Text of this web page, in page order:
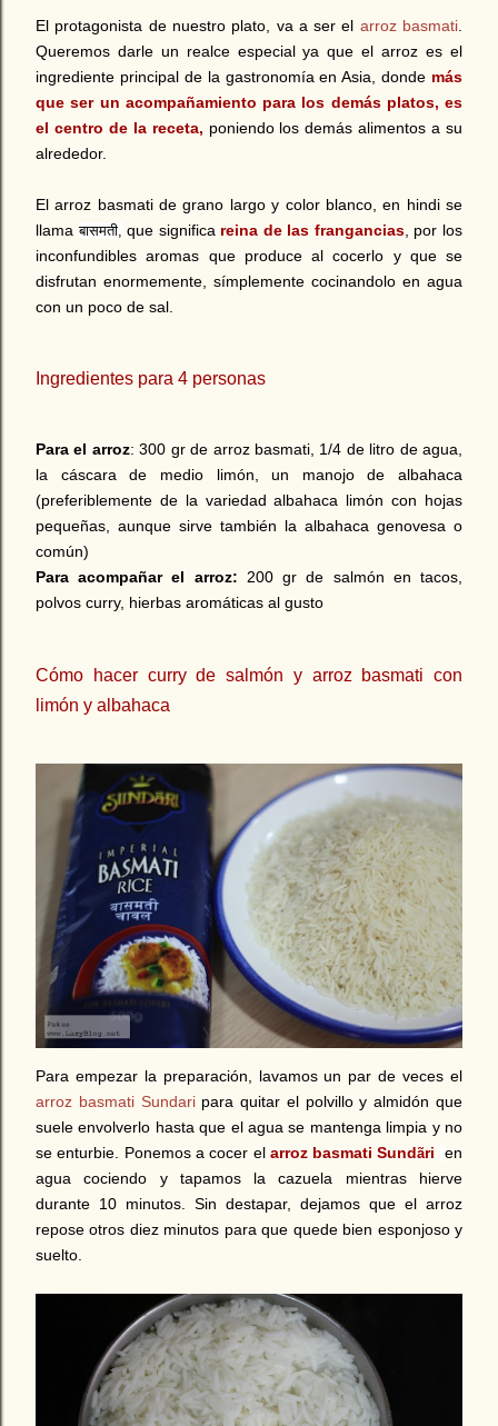
El protagonista de nuestro plato, va a ser el arroz basmati
Queremos darle un realce especial ya que el arroz es el
ingrediente principal de la gastronomía en Asia, donde más
que ser un acompañamiento para los demás platos, es
el centro de la receta, poniendo los demás alimentos a su
alrededor.
El arroz basmati de grano largo y color blanco, en hindi se
llamaबासमती, que significa reina de las frangancias, por los
inconfundibles aromas que produce al cocerlo y que se
disfrutan enormemente, símplemente cocinandolo en agua
con un poco de sal.
Ingredientes para 4 personas
Para el arroz: 300 gr de arroz basmati, 1/4 de litro de agua,
la cáscara de medio limón, un manojo de albahaca
(preferiblemente de la variedad albahaca limón con hojas
pequeñas, aunque sirve también la albahaca genovesa o
común)
Para acompañar el arroz: 200 gr de salmón en tacos,
polvos curry, hierbas aromáticas al gusto
Cómo hacer curry de salmón y arroz basmati con
limón y albahaca
Para empezar la preparación, lavamos un par de veces el
arroz basmati Sundaripara quitar el polvillo y almidón que
suele envolverlo hasta que el agua se mantenga limpia y no
se enturbie. Ponemos a cocer el arroz basmati Sundãri
en
agua cociendo y tapamos la cazuela mientras hierve
durante 10 minutos. Sin destapar, dejamos que el arroz
repose otros diez minutos para que quede bien esponjoso y
suelto.